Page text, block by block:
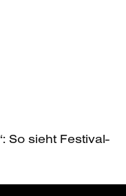
So sieht Festival-